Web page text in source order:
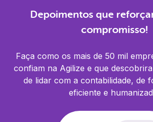
Depoimentos que
compromisso!
Faça como os mais de 50 mil
confiam na Agilize e que
de lidar com a contabilidade, de
eficiente e